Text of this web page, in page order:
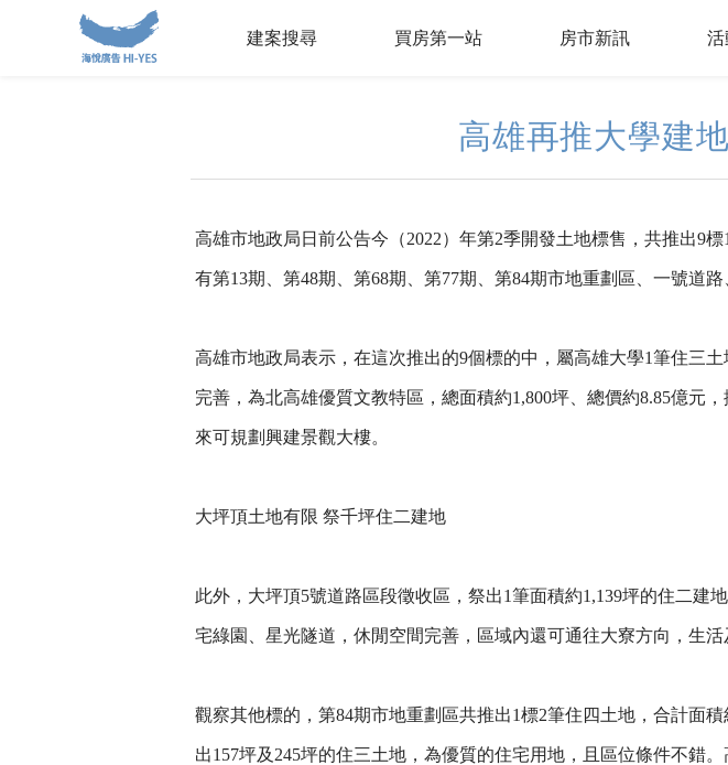
建案搜尋 買房第一站 房市新訊 活
高雄再推大學建
高雄市地政局日前公告今（2022）年第2季開發土地標售，共推出9
有第13期、第48期、第68期、第77期、第84期市地重劃區、一號道
高雄市地政局表示，在這次推出的9個標的中，屬高雄大學1筆住三
完善，為北高雄優質文教特區，總面積約1,800坪、總價約8.85億元
來可規劃興建景觀大樓。
大坪頂土地有限 祭千坪住二建地
此外，大坪頂5號道路區段徵收區，祭出1筆面積約1,139坪的住二
宅綠園、星光隧道，休閒空間完善，區域內還可通往大寮方向，生
觀察其他標的，第84期市地重劃區共推出1標2筆住四土地，合計面
出157坪及245坪的住三土地，為優質的住宅用地，且區位條件不錯